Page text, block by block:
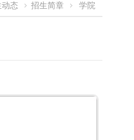
态 招生简章 学院